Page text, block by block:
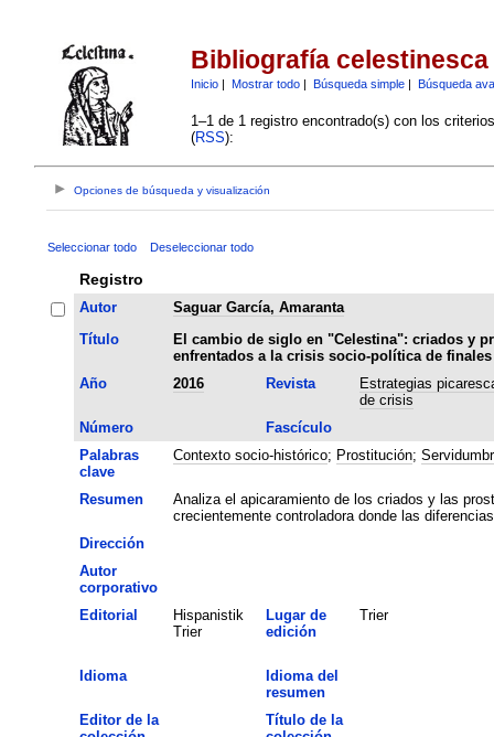
Bibliografía celestinesca
Inicio| Mostrar todo| Búsqueda simple| Búsqueda
1–1 de 1 registro encontrado(s) con los
(RSS):
Opciones de búsqueda y visualización
Seleccionar todo Deseleccionar todo
Registro
Autor
Saguar García, Amaranta
Título
El cambio de siglo en "Celestina": criados y
enfrentados a la crisis socio-política de
Año
2016 Revista
Estrategias
de crisis
Número
Fascículo
Palabras
clave
Contexto socio-histórico; Prostitución;
Resumen
Analiza el apicaramiento de los criados y las
crecientemente controladora donde las
Dirección
Autor
corporativo
Editorial
Hispanistik
Trier
Lugar de
edición
Trier
Idioma
Idioma del
resumen
Editor de la
Título de la